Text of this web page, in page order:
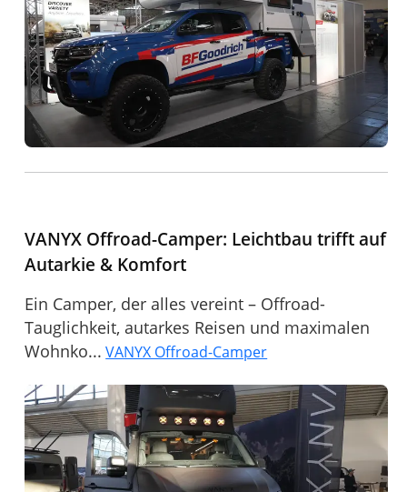
VANYX Offroad-Camper: Leichtbau trifft auf
Autarkie & Komfort
Ein Camper, der alles vereint – Offroad-
Tauglichkeit, autarkes Reisen und maximalen
Wohnko... VANYX Offroad-Camper